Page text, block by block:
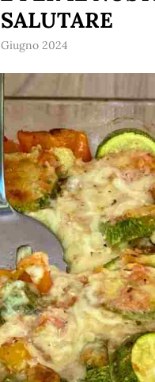
2024